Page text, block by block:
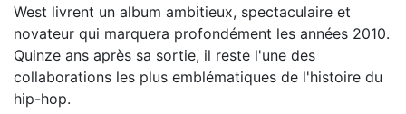
West livrent un album ambitieux, spectaculaire et
novateur qui marquera profondément les années 2010.
Quinze ans après sa sortie, il reste l'une des
collaborations les plus emblématiques de l'histoire du
hip-hop.